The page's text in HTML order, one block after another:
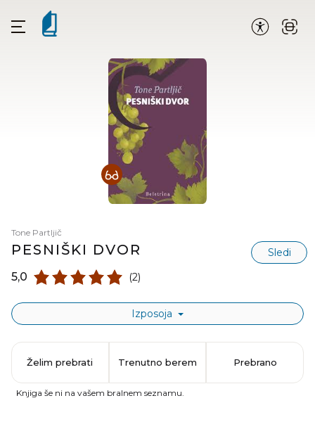
Tone Partljič
PESNIŠKI DVOR Sledi
5,0 (2)
Izposoja
Želim prebrati Trenutno berem Prebrano
Knjiga še ni na vašem bralnem seznamu.